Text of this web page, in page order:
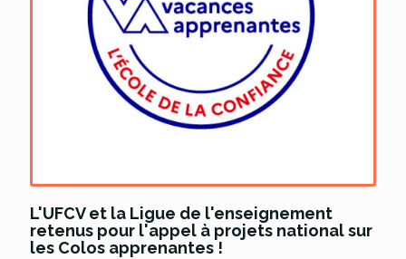
L'UFCV et la Ligue de l'enseignement
retenus pour l'appel à projets national sur
les Colos apprenantes !